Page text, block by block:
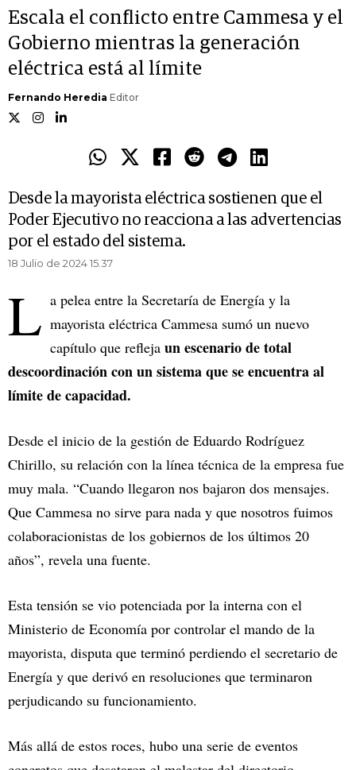
Escala el conflicto entre Cammesa y el
Gobierno mientras la generación
eléctrica está al límite
Fernando Heredia Editor
Desde la mayorista eléctrica sostienen que el
Poder Ejecutivo no reacciona a las advertencias
por el estado del sistema.
18 Julio de 2024 15.37
L a pelea entre la Secretaría de Energía y la
mayorista eléctrica Cammesa sumó un nuevo
capítulo que refleja un escenario de total
descoordinación con un sistema que se encuentra al
límite de capacidad.
Desde el inicio de la gestión de Eduardo Rodríguez
Chirillo, su relación con la línea técnica de la empresa fue
muy mala. “Cuando llegaron nos bajaron dos mensajes.
Que Cammesa no sirve para nada y que nosotros fuimos
colaboracionistas de los gobiernos de los últimos 20
años”, revela una fuente.
Esta tensión se vio potenciada por la interna con el
Ministerio de Economía por controlar el mando de la
mayorista, disputa que terminó perdiendo el secretario de
Energía y que derivó en resoluciones que terminaron
perjudicando su funcionamiento.
Más allá de estos roces, hubo una serie de eventos